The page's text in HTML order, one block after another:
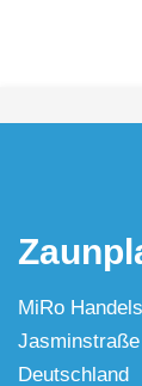
MiRo
Jasminstraße
Deutschland